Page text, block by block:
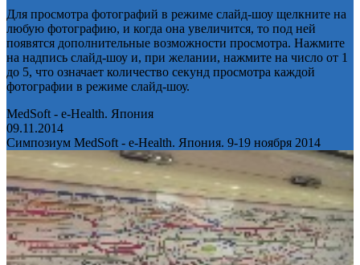
Для просмотра фотографий в режиме слайд-шоу щелкните на
любую фотографию, и когда она увеличится, то под ней
появятся дополнительные возможности просмотра. Нажмите
на надпись слайд-шоу и, при желании, нажмите на число от 1
до 5, что означает количество секунд просмотра каждой
фотографии в режиме слайд-шоу.
MedSoft - e-Health. Япония
09.11.2014
Симпозиум MedSoft - e-Health. Япония. 9-19 ноября 2014